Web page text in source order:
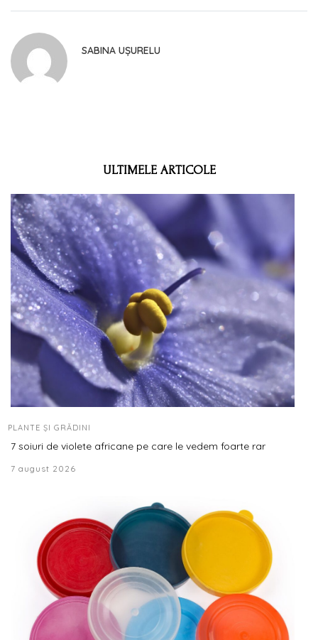
SABINA UȘURELU
ULTIMELE ARTICOLE
PLANTE ȘI GRĂDINI
7 soiuri de violete africane pe care le vedem foarte rar
7 august 2026